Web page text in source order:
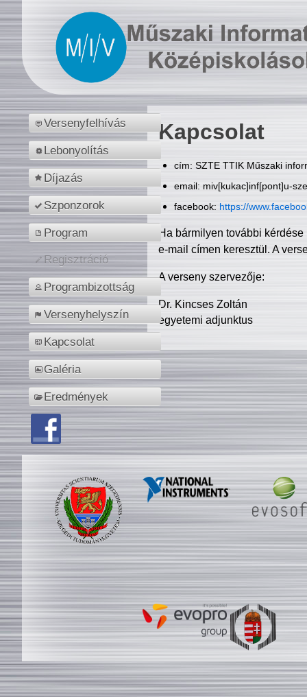
Versenyfelhívás
Lebonyolítás
Díjazás
Szponzorok
Program
Regisztráció
Programbizottság
Versenyhelyszín
Kapcsolat
Galéria
Eredmények
Kapcsolat
cím: SZTE TTIK Műszaki
email: miv[kukac]inf[pont]u-
facebook: https://
Ha bármilyen további
e-mail címen keresztül. A
A verseny szervezője:
Dr. Kincses Zoltán
egyetemi adjunktus